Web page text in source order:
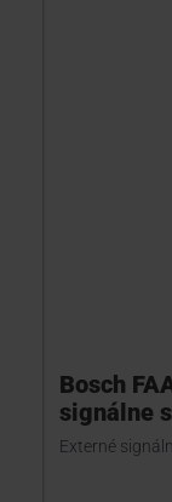
Bosch
signálne
Externé